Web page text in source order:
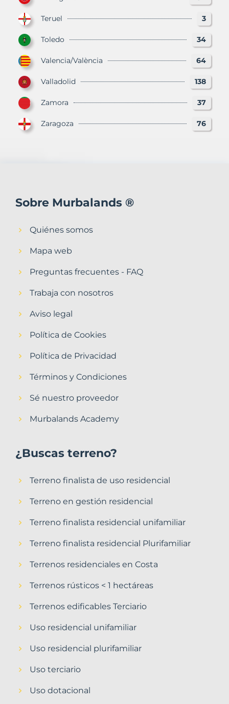
Teruel 3
Toledo 34
Valencia/València 64
Valladolid 138
Zamora 37
Zaragoza 76
Sobre Murbalands ®
Quiénes somos
Mapa web
Preguntas frecuentes - FAQ
Trabaja con nosotros
Aviso legal
Política de Cookies
Política de Privacidad
Términos y Condiciones
Sé nuestro proveedor
Murbalands Academy
¿Buscas terreno?
Terreno finalista de uso residencial
Terreno en gestión residencial
Terreno finalista residencial unifamiliar
Terreno finalista residencial Plurifamiliar
Terrenos residenciales en Costa
Terrenos rústicos < 1 hectáreas
Terrenos edificables Terciario
Uso residencial unifamiliar
Uso residencial plurifamiliar
Uso terciario
Uso dotacional